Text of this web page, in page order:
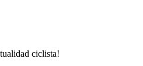
ciclista!